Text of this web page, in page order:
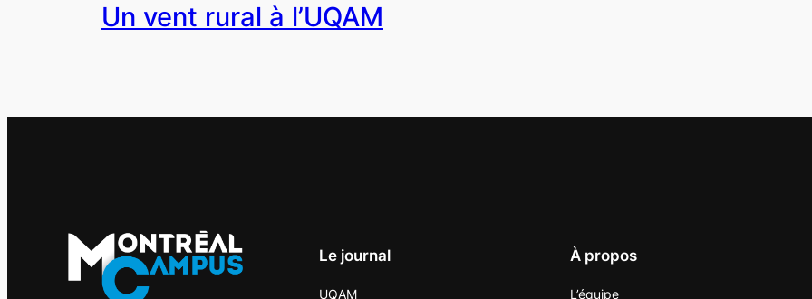
Un vent rural à l’UQAM
Le journal
UQAM
À propos
L’équipe